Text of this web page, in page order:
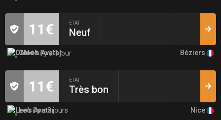
11€ ÉTAT
Neuf
Chloéil y a 1 jour Béziers
11€ ÉTAT
Très bon
Leoil y a 3 jours Nice